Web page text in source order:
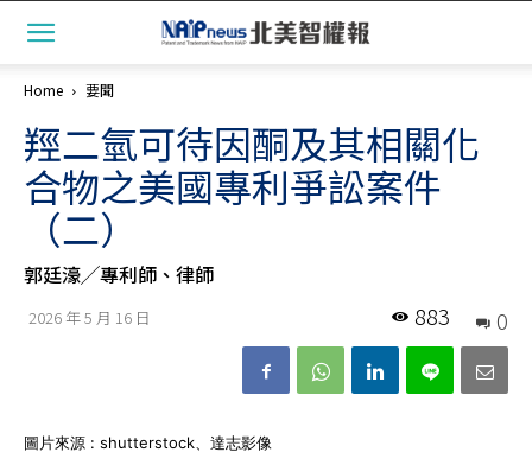
Home 要聞
羥二氫可待因酮及其相關化
合物之美國專利爭訟案件
（二）
郭廷濠╱專利師、律師
2026 年 5 月 16 日 0
883
圖片來源 : shutterstock、達志影像